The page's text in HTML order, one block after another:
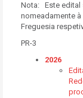
Nota: Este edital
nomeadamente
Freguesia
PR-3
2026